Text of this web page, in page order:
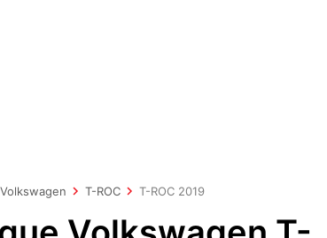
Volkswagen T-ROC T-ROC 2019